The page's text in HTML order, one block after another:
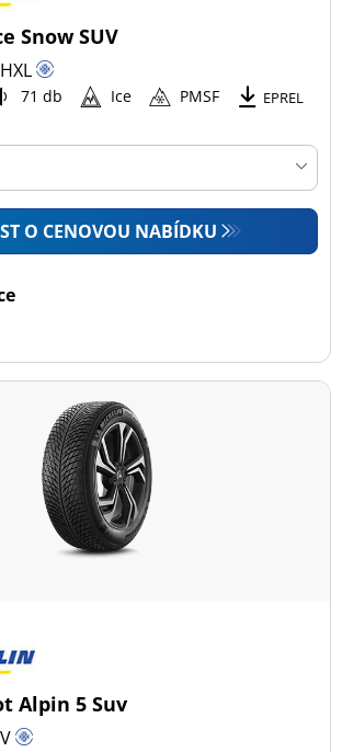
Snow SUV
HXL
71 db Ice PMSF EPREL
O CENOVOU NABÍDKU
Alpin 5 Suv
V